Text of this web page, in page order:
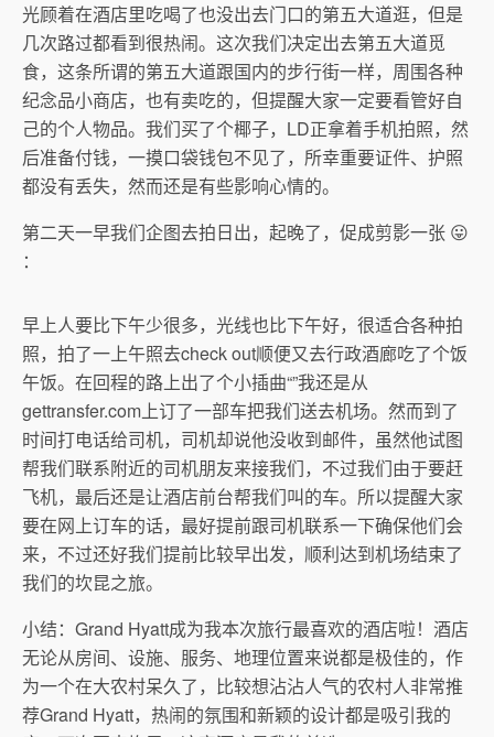
光顾着在酒店里吃喝了也没出去门口的第五大道逛，但是
几次路过都看到很热闹。这次我们决定出去第五大道觅
食，这条所谓的第五大道跟国内的步行街一样，周围各种
纪念品小商店，也有卖吃的，但提醒大家一定要看管好自
己的个人物品。我们买了个椰子，LD正拿着手机拍照，然
后准备付钱，一摸口袋钱包不见了，所幸重要证件、护照
都没有丢失，然而还是有些影响心情的。
第二天一早我们企图去拍日出，起晚了，促成剪影一张 😛
：
早上人要比下午少很多，光线也比下午好，很适合各种拍
照，拍了一上午照去check out顺便又去行政酒廊吃了个饭
午饭。在回程的路上出了个小插曲“”我还是从
gettransfer.com上订了一部车把我们送去机场。然而到了
时间打电话给司机，司机却说他没收到邮件，虽然他试图
帮我们联系附近的司机朋友来接我们，不过我们由于要赶
飞机，最后还是让酒店前台帮我们叫的车。所以提醒大家
要在网上订车的话，最好提前跟司机联系一下确保他们会
来，不过还好我们提前比较早出发，顺利达到机场结束了
我们的坎昆之旅。
小结：Grand Hyatt成为我本次旅行最喜欢的酒店啦！酒店
无论从房间、设施、服务、地理位置来说都是极佳的，作
为一个在大农村呆久了，比较想沾沾人气的农村人非常推
荐Grand Hyatt，热闹的氛围和新颖的设计都是吸引我的